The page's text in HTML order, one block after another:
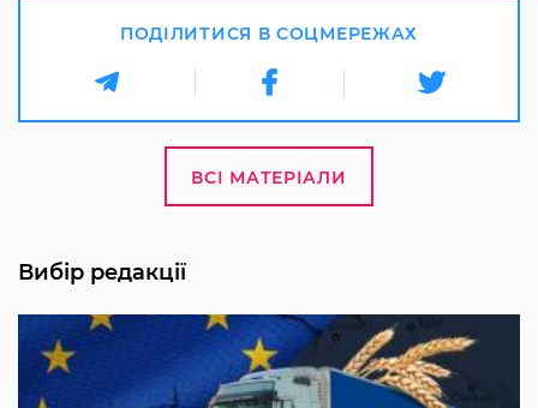
ПОДІЛИТИСЯ В СОЦМЕРЕЖАХ
ВСІ МАТЕРІАЛИ
Вибір редакції